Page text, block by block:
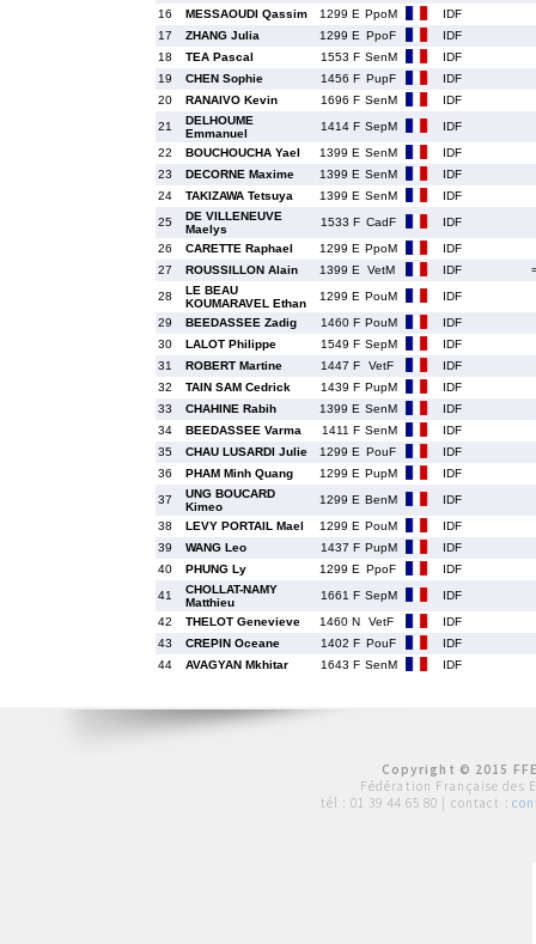
16
MESSAOUDI Qassim 1299 E PpoM
IDF
17
ZHANG Julia 1299 E PpoF
IDF
18
TEA Pascal 1553 F SenM
IDF
19
CHEN Sophie 1456 F PupF
IDF
20
RANAIVO Kevin 1696 F SenM
IDF
21
DELHOUME
Emmanuel
1414 F SepM
IDF
22
BOUCHOUCHA Yael 1399 E SenM
IDF
23
DECORNE Maxime 1399 E SenM
IDF
24
TAKIZAWA Tetsuya 1399 E SenM
IDF
25
DE VILLENEUVE
Maelys
1533 F CadF
IDF
26
CARETTE Raphael 1299 E PpoM
IDF
27
ROUSSILLON Alain 1399 E VetM IDF
28
LE BEAU
KOUMARAVEL Ethan
1299 E PouM
IDF
29
BEEDASSEE Zadig 1460 F PouM
IDF
30
LALOT Philippe 1549 F SepM
IDF
31
ROBERT Martine 1447 F VetF
IDF
32
TAIN SAM Cedrick 1439 F PupM
IDF
33
CHAHINE Rabih 1399 E SenM
IDF
34
BEEDASSEE Varma 1411 F SenM
IDF
35
CHAU LUSARDI Julie 1299 E PouF
IDF
36
PHAM Minh Quang 1299 E PupM
IDF
37
UNG BOUCARD
Kimeo
1299 E BenM
IDF
38
LEVY PORTAIL Mael 1299 E PouM
IDF
39
WANG Leo 1437 F PupM
IDF
40
PHUNG Ly 1299 E PpoF
IDF
41
CHOLLAT-NAMY
Matthieu
1661 F SepM
IDF
42
THELOT Genevieve 1460 N VetF
IDF
43
CREPIN Oceane 1402 F PouF
IDF
44
AVAGYAN Mkhitar 1643 F SenM IDF
Copyright © 2015
Fédération Française des
tél : 01 39 44 65 80 | contact :